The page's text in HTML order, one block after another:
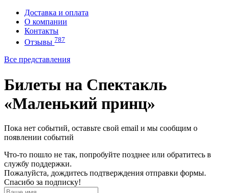
Доставка и оплата
О компании
Контакты
Отзывы 787
Все представления
Билеты на Спектакль
«Маленький принц»
Пока нет событий, оставьте свой email и мы сообщим о
появлении событий
Что-то пошло не так, попробуйте позднее или обратитесь в
службу поддержки.
Пожалуйста, дождитесь подтверждения отправки формы.
Спасибо за подписку!